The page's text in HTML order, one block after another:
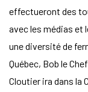
effectueront des
avec les médias et
une diversité de
Québec, Bob le
Cloutier ira dans la